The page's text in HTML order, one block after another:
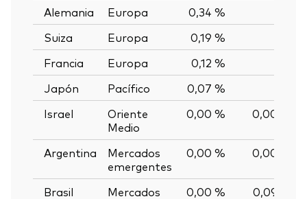
Alemania
Europa 0,34 %
Suiza
Europa 0,19 %
Francia
Europa 0,12 %
Japón
Pacífico 0,07 %
Israel
Oriente
Medio
0,00 % 0,00 %
Argentina
Mercados
emergentes
0,00 % 0,00 %
Brasil
Mercados
0,00 % 0,09 %